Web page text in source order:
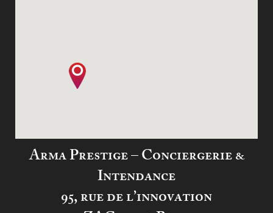
Arma Prestige – Conciergerie &
Intendance
95, rue de l’innovation